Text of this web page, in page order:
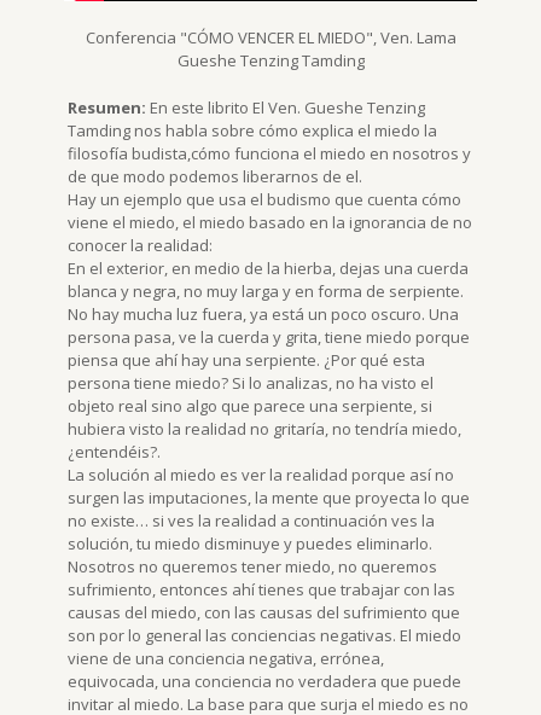
Conferencia "CÓMO VENCER EL MIEDO", Ven. Lama
Gueshe Tenzing Tamding
Resumen: En este librito El Ven. Gueshe Tenzing
Tamding nos habla sobre cómo explica el miedo la
filosofía budista,cómo funciona el miedo en nosotros y
de que modo podemos liberarnos de el.
Hay un ejemplo que usa el budismo que cuenta cómo
viene el miedo, el miedo basado en la ignorancia de no
conocer la realidad:
En el exterior, en medio de la hierba, dejas una cuerda
blanca y negra, no muy larga y en forma de serpiente.
No hay mucha luz fuera, ya está un poco oscuro. Una
persona pasa, ve la cuerda y grita, tiene miedo porque
piensa que ahí hay una serpiente. ¿Por qué esta
persona tiene miedo? Si lo analizas, no ha visto el
objeto real sino algo que parece una serpiente, si
hubiera visto la realidad no gritaría, no tendría miedo,
¿entendéis?.
La solución al miedo es ver la realidad porque así no
surgen las imputaciones, la mente que proyecta lo que
no existe… si ves la realidad a continuación ves la
solución, tu miedo disminuye y puedes eliminarlo.
Nosotros no queremos tener miedo, no queremos
sufrimiento, entonces ahí tienes que trabajar con las
causas del miedo, con las causas del sufrimiento que
son por lo general las conciencias negativas. El miedo
viene de una conciencia negativa, errónea,
equivocada, una conciencia no verdadera que puede
invitar al miedo. La base para que surja el miedo es no